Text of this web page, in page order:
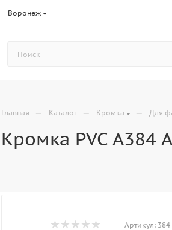
Воронеж
Главная — Каталог — Кромка — Для
Кромка PVC A384
Артикул: 384